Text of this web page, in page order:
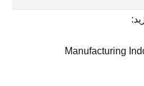
Manufacturing